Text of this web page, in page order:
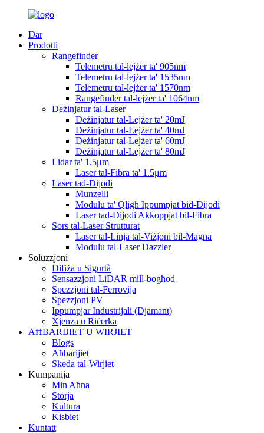
Dar
Prodotti
Rangefinder
Telemetru tal-lejżer ta' 905nm
Telemetru tal-lejżer ta' 1535nm
Telemetru tal-lejżer ta' 1570nm
Rangefinder tal-lejżer ta' 1064nm
Deżinjatur tal-Laser
Deżinjatur tal-Lejżer ta' 20mJ
Deżinjatur tal-Lejżer ta' 40mJ
Deżinjatur tal-Lejżer ta' 60mJ
Deżinjatur tal-Lejżer ta' 80mJ
Lidar ta' 1.5μm
Laser tal-Fibra ta' 1.5μm
Laser tad-Dijodi
Munzelli
Modulu ta' Qligħ Ippumpjat bid-Dijodi
Laser tad-Dijodi Akkoppjat bil-Fibra
Sors tal-Laser Strutturat
Laser tal-Linja tal-Viżjoni bil-Magna
Modulu tal-Laser Dazzler
Soluzzjoni
Difiża u Sigurtà
Sensazzjoni LiDAR mill-bogħod
Spezzjoni tal-Ferrovija
Spezzjoni PV
Ippumpjar Industrijali (Djamant)
Xjenza u Riċerka
AĦBARIJIET U WIRJIET
Blogs
Aħbarijiet
Skeda tal-Wirjiet
Kumpanija
Min Aħna
Storja
Kultura
Kisbiet
Kuntatt